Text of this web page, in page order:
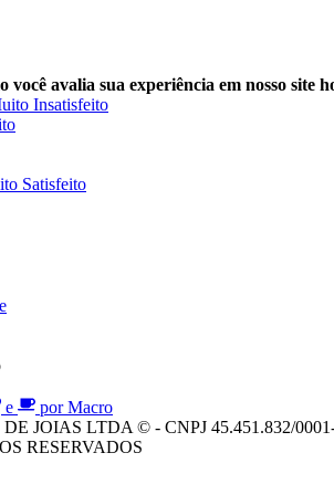
você avalia sua experiência em nosso site
Insatisfeito
Satisfeito
e
por Macro
JOIAS LTDA © - CNPJ 45.451.832/
RESERVADOS